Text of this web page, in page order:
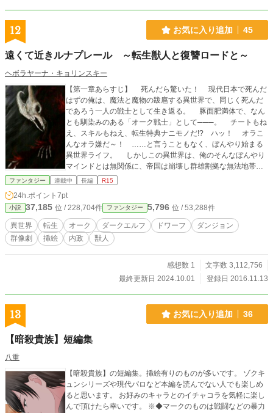
12 お気に入り追加 45
遠くて近きルナプレール ～転生獣人と復讐ロードと～
ヘボラヤーナ・キョリンスキー
【第一章あらすじ】 死んだら驚いた！ 現代日本で死んだ
はずの俺は、魔法と魔物の跋扈する異世界で、同じく死んだ
であろう一人の戦士として生き返る。 豚面肥満体で、なん
とも馴染みのある「オーク戦士」として───。 チートもね
え、スキルもねえ、転生特典ナニモノだ!? ハッ！ オラこ
んなオラ嫌だ～！ ……と言うこともなく、ぼんやり始まる
異世界ライフ。 しかしこの異世界は、俺のそんなぼんやり
マインドとは無関係に、帝国は崩壊し群雄割拠な無法地帯ば
かりの、えらい状況なのであった。助けてエラいヒト！ 【第
ち、悪い孤児達、だいたい友達。 そんなこんなで生まれ変
わったのは悪名高い“迷宮都市”クトリア。邪術士シャーイダー
ルの元で、地下遺跡からお宝を発掘する仕事をして日々を凌
いでる俺は、あるとき死にかけのドワーフの世話係になる。
そいつが息を吹き返して最初に言った言葉が、「ここはベ
た“同じ世界からの転生者”だが、このオッサン、どーにも色々
ズレていて───おい、アンタ一体ナニ造ってンだ!? 【第三章
起こされる。横に座るダチは青ざめて「ハイジャックだ」と
か抜かしやがるし、確かに色黒の男が何やら大騒ぎで暴れて
パニックになるが───次の瞬間俺たちは、真っ赤に染まる空
てやろう」。 イカれた場所でイカれた提案。そして生まれ
変わった俺たちは───犬、猫、猿、犀、猪に……魔人（ディ
モニウム）？ 戦乱渦巻く危険な世界で、化け物相手に大立
ち回り。その先で俺が突きつけられたのは……、 「───さよ
ファンタジー 連載中 長編 R15
24h.ポイント 7pt
小説 37,185 位 / 228,704件 ファンタジー 5,796 位 / 53,288件
異世界 転生 オーク ダークエルフ ドワーフ
ダンジョン
群像劇
挿絵 内政 獣人
感想数 1
文字数 3,112,756
最終更新日 2024.10.01
登録日 2016.11.13
13 お気に入り追加 36
【暗殺貴族】短編集
八重
【暗殺貴族】の短編集。挿絵有りのものが多いです。 ゾクキ
ュンシリーズや現代パロなど本編を読んでない人でも楽しめ
ると思います。 お好みのキャラとのイチャコラを気軽に楽し
んで頂けたら幸いです。 ※◆マークのものは戦闘などの暴力